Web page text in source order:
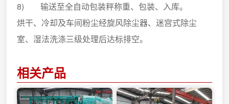
8) 输送至全自动包装秤称重、包装、入库。
烘干、冷却及车间粉尘经旋风除尘器、迷宫式除尘
室、湿法洗涤三级处理后达标排空。
相关产品